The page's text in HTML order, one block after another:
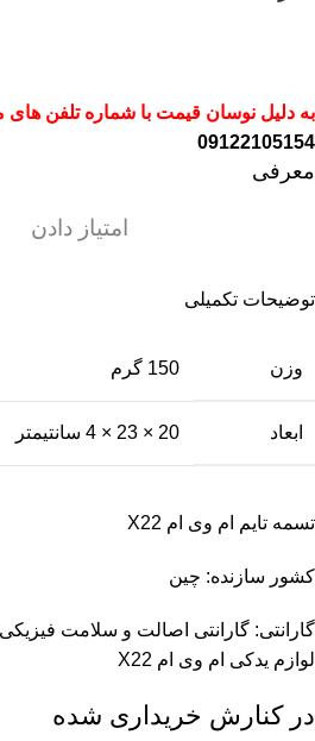
به دلیل نوسان قیمت با شماره تلفن های
09122105154
معرفی
امتیاز دادن
توضیحات تکمیلی
وزن 150 گرم
ابعاد 20 × 23 × 4 سانتیمتر
تسمه تایم ام وی ام X22
کشور سازنده: چین
گارانتی: گارانتی اصالت و سلامت فیزیکی
لوازم یدکی ام وی ام X22
در کنارش خریداری شده